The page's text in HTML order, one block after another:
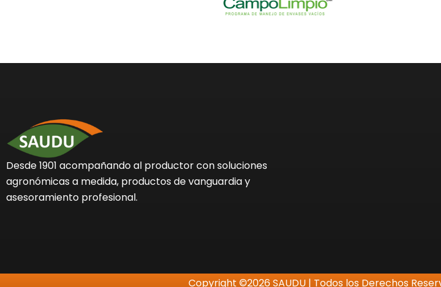
Desde 1901 acompañando al productor con soluciones
agronómicas a medida, productos de vanguardia y
asesoramiento profesional.
Copyright ©2026 SAUDU | Todos los Derechos